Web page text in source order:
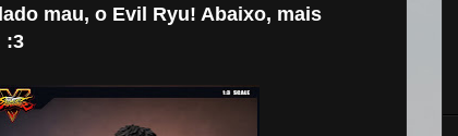
mau, o Evil Ryu! Abaixo, mais
:3